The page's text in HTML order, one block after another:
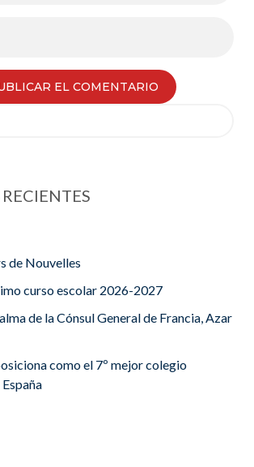
de Nouvelles
curso escolar 2026-2027
de la Cónsul General de Francia, Azar
como el 7º mejor colegio